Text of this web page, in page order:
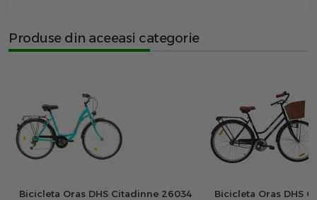
Produse din aceeasi categorie
Bicicleta Oras DHS Citadinne 26034
Bicicleta Oras DHS